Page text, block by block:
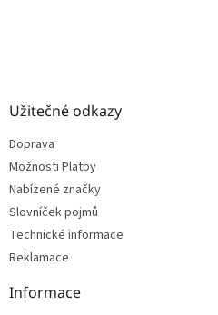
Užitečné odkazy
Doprava
Možnosti Platby
Nabízené značky
Slovníček pojmů
Technické informace
Reklamace
Informace